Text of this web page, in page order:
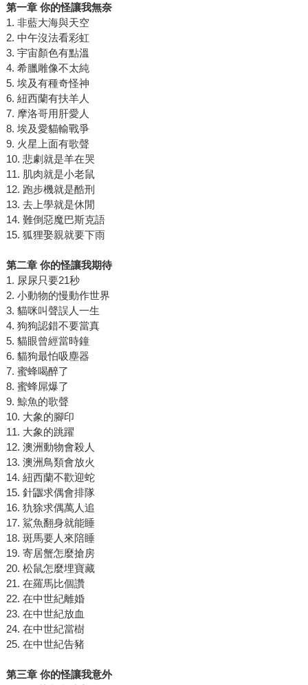
第一章 你的怪讓我無奈
1. 非藍大海與天空
2. 中午沒法看彩虹
3. 宇宙顏色有點溫
4. 希臘雕像不太純
5. 埃及有種奇怪神
6. 紐西蘭有扶羊人
7. 摩洛哥用肝愛人
8. 埃及愛貓輸戰爭
9. 火星上面有歌聲
10. 悲劇就是羊在哭
11. 肌肉就是小老鼠
12. 跑步機就是酷刑
13. 去上學就是休閒
14. 難倒惡魔巴斯克語
15. 狐狸娶親就要下雨
第二章 你的怪讓我期待
1. 尿尿只要21秒
2. 小動物的慢動作世界
3. 貓咪叫聲誤人一生
4. 狗狗認錯不要當真
5. 貓眼曾經當時鐘
6. 貓狗最怕吸塵器
7. 蜜蜂喝醉了
8. 蜜蜂屌爆了
9. 鯨魚的歌聲
10. 大象的腳印
11. 大象的跳躍
12. 澳洲動物會殺人
13. 澳洲鳥類會放火
14. 紐西蘭不歡迎蛇
15. 針鼴求偶會排隊
16. 犰狳求偶萬人追
17. 鯊魚翻身就能睡
18. 斑馬要人來陪睡
19. 寄居蟹怎麼搶房
20. 松鼠怎麼埋寶藏
21. 在羅馬比個讚
22. 在中世紀離婚
23. 在中世紀放血
24. 在中世紀當樹
25. 在中世紀告豬
第三章 你的怪讓我意外